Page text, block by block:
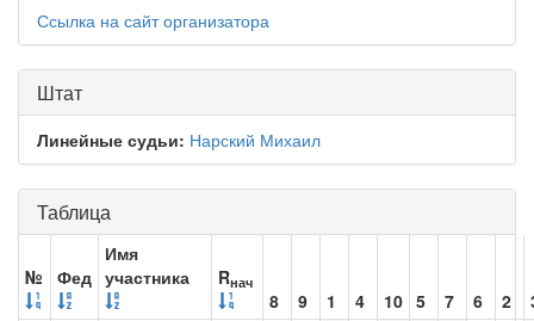
Ссылка на сайт организатора
Штат
Линейные судьи: Нарский Михаил
Таблица
№ Фед
Имя
участника
Rнач
8 9 1 4 10 5 7 6 2